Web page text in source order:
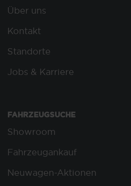
Über uns
Kontakt
Standorte
Jobs & Karriere
FAHRZEUGSUCHE
Showroom
Fahrzeugankauf
Neuwagen-Aktionen